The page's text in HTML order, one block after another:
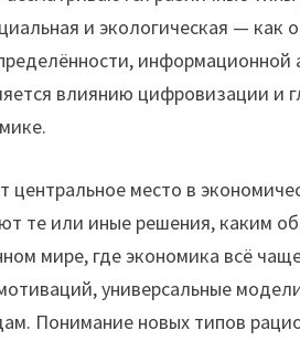
и экологическая — как
влиянию цифровизации и
центральное место в
те или иные решения, каким
мире, где экономика всё
универсальные
Понимание новых типов